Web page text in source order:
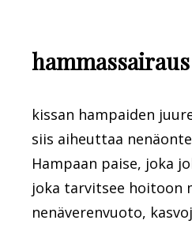
hammassairaus
kissan hampaiden
siis aiheuttaa
Hampaan paise, joka
joka tarvitsee hoitoon
nenäverenvuoto,